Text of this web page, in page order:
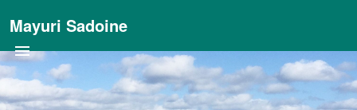
Mayuri Sadoine